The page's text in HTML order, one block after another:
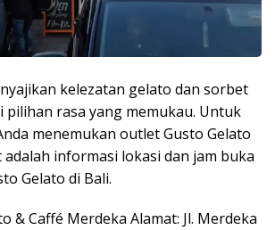
kelezatan gelato dan sorbet
pilihan rasa yang memukau. Untuk
menemukan outlet Gusto Gelato
informasi lokasi dan jam buka
Gelato di Bali.
& Caffé Merdeka Alamat: Jl. Merdeka